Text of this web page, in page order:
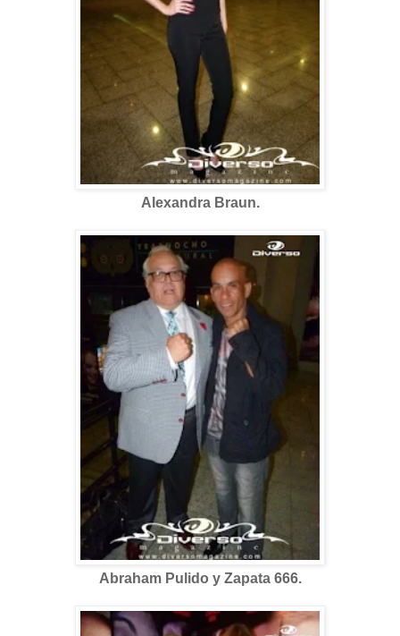
Alexandra Braun.
Abraham Pulido y Zapata 666.